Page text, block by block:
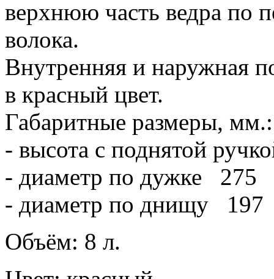
верхнюю часть ведра по
волока.
Внутренняя и наружная
в красный цвет.
Габаритные размеры, мм.:
- высота с поднятой
- диаметр по дужке 275
- диаметр по днищу 197
Объём: 8 л.